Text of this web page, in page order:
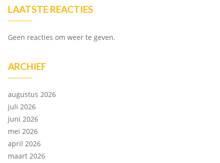
LAATSTE REACTIES
Geen reacties om weer te geven.
ARCHIEF
augustus 2026
juli 2026
juni 2026
mei 2026
april 2026
maart 2026